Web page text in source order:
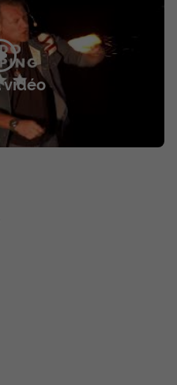
4 personnes -
4 adultes (+ 1
Enfants Chambres
*
- Bungalow Toilé 3
Sans Sanitaire
vidéo